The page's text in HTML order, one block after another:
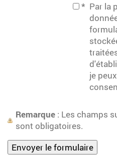
* Par la
je
Remarque : Les champs
sont obligatoires.